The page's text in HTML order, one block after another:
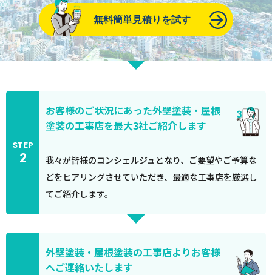
無料簡単見積りを試す
STEP
2
お客様のご状況にあった外壁塗装・屋根
塗装の工事店を最大3社ご紹介します
我々が皆様のコンシェルジュとなり、ご要望やご予算な
どをヒアリングさせていただき、最適な工事店を厳選し
てご紹介します。
外壁塗装・屋根塗装の工事店よりお客様
へご連絡いたします